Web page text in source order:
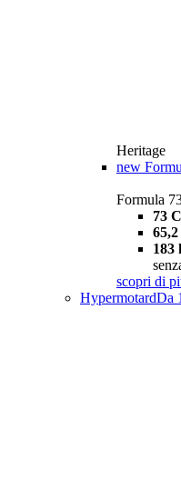
Heritage
new
Formula
73
183
scopri di
HypermotardDa